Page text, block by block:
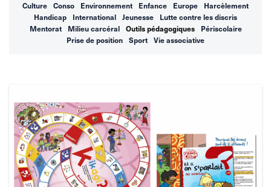
Culture
Conso Environnement Enfance Europe
Harcèlement
Handicap
International Jeunesse
Lutte contre les discris
Mentorat
Milieu carcéral Outils pédagogiques
Périscolaire
Prise de position
Sport Vie associative